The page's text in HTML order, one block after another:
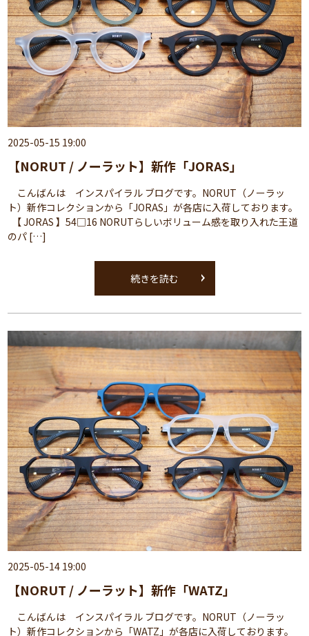
2025-05-15 19:00
【NORUT / ノーラット】新作「JORAS」
こんばんは インスパイラル ブログです。NORUT（ノーラッ
ト）新作コレクションから「JORAS」が各店に入荷しております。
【 JORAS 】54□16 NORUTらしいボリューム感を取り入れた王道
のパ […]
続きを読む
2025-05-14 19:00
【NORUT / ノーラット】新作「WATZ」
こんばんは インスパイラル ブログです。NORUT（ノーラッ
ト）新作コレクションから「WATZ」が各店に入荷しております。